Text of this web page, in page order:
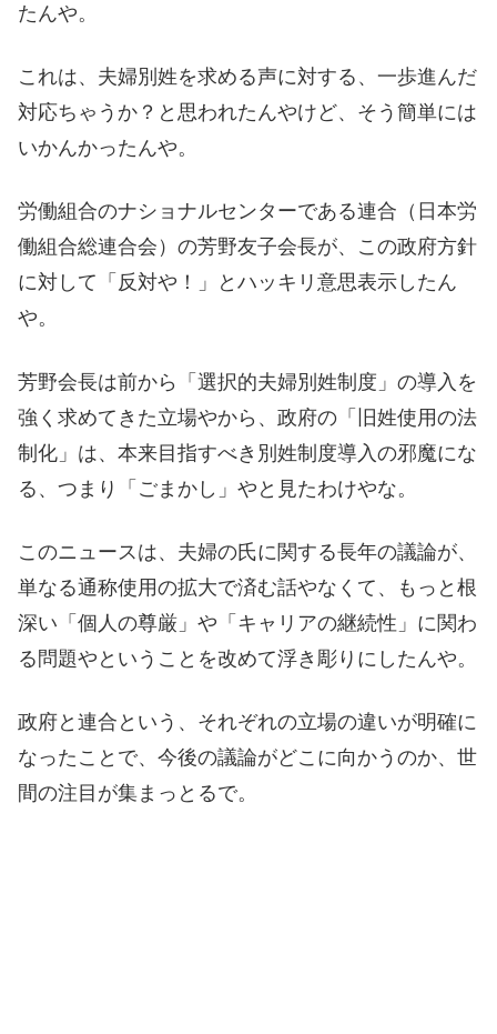
たんや。
これは、夫婦別姓を求める声に対する、一歩進んだ
対応ちゃうか？と思われたんやけど、そう簡単には
いかんかったんや。
労働組合のナショナルセンターである連合（日本労
働組合総連合会）の芳野友子会長が、この政府方針
に対して「反対や！」とハッキリ意思表示したん
や。
芳野会長は前から「選択的夫婦別姓制度」の導入を
強く求めてきた立場やから、政府の「旧姓使用の法
制化」は、本来目指すべき別姓制度導入の邪魔にな
る、つまり「ごまかし」やと見たわけやな。
このニュースは、夫婦の氏に関する長年の議論が、
単なる通称使用の拡大で済む話やなくて、もっと根
深い「個人の尊厳」や「キャリアの継続性」に関わ
る問題やということを改めて浮き彫りにしたんや。
政府と連合という、それぞれの立場の違いが明確に
なったことで、今後の議論がどこに向かうのか、世
間の注目が集まっとるで。